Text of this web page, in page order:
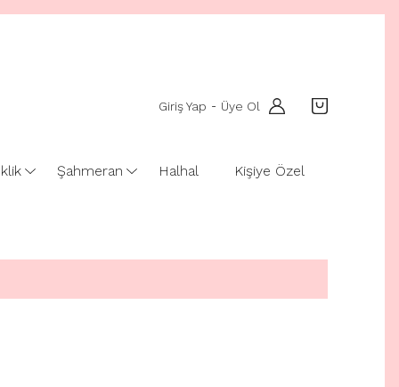
Giriş Yap - Üye Ol
Şahmeran Halhal Kişiye Özel